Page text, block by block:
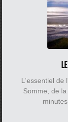
L'essentiel de
Somme, de